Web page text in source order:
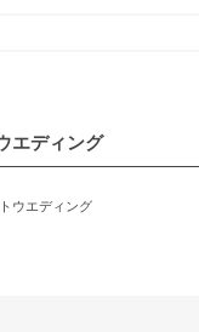
エディング
ウエディング